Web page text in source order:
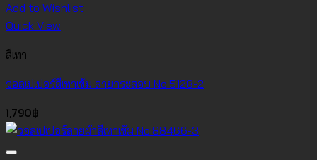
Add to Wishlist
Quick View
สีเทา
วอลเปเปอร์สีเทาเข้ม ลายกระสอบ No.5128-2
1,790฿